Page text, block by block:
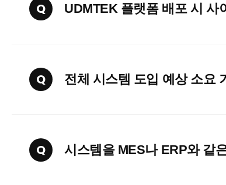
Q UDMTEK 플랫폼 배포 시 사
Q 전체 시스템 도입 예상 소요
Q 시스템을 MES나 ERP와 같